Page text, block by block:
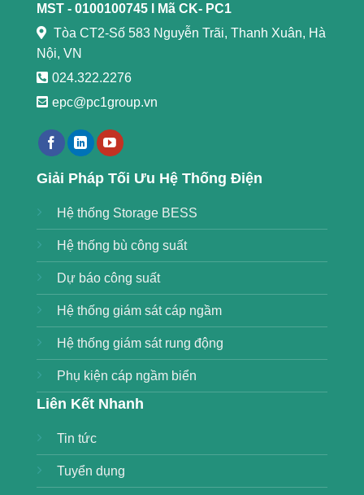
MST - 0100100745 l
Mã CK- PC1
Tòa CT2-Số 583 Nguyễn Trãi, Thanh Xuân, Hà
Nội, VN
024.322.2276
epc@pc1group.vn
Giải Pháp Tối Ưu Hệ Thống Điện
Hệ thống Storage BESS
Hệ thống bù công suất
Dự báo công suất
Hệ thống giám sát cáp ngầm
Hệ thống giám sát rung động
Phụ kiện cáp ngầm biển
Liên Kết Nhanh
Tin tức
Tuyển dụng